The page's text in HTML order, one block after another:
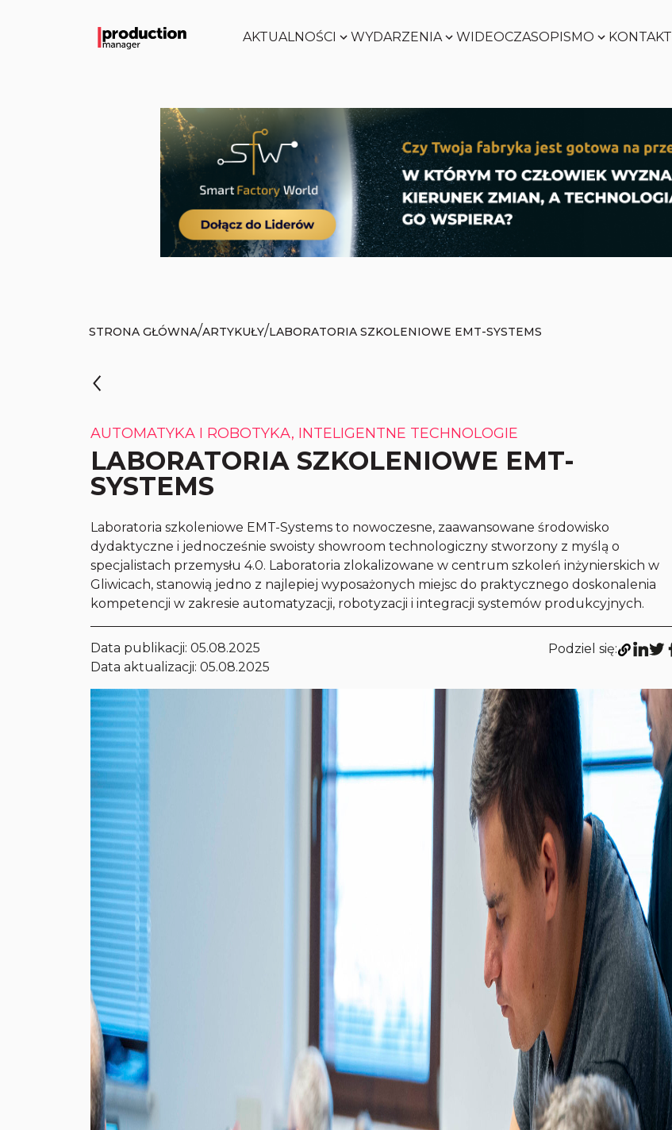
AKTUALNOŚCI WYDARZENIA
SMART
FACTORY
WORLD
WIDEOCZASOPISMO KONTAKT
FACTORY
WORLD
Zobacz
STRONA GŁÓWNA/ARTYKUŁY/LABORATORIA SZKOLENIOWE EMT-SYSTEMS
AUTOMATYKA I ROBOTYKA, INTELIGENTNE TECHNOLOGIE
LABORATORIA SZKOLENIOWE EMT-
SYSTEMS
Laboratoria szkoleniowe EMT-Systems to nowoczesne, zaawansowane środowisko
dydaktyczne i jednocześnie swoisty showroom technologiczny stworzony z myślą o
specjalistach przemysłu 4.0. Laboratoria zlokalizowane w centrum szkoleń inżynierskich w
Gliwicach, stanowią jedno z najlepiej wyposażonych miejsc do praktycznego doskonalenia
kompetencji w zakresie automatyzacji, robotyzacji i integracji systemów produkcyjnych.
Data publikacji:05.08.2025
Data aktualizacji: 05.08.2025
Podziel się: